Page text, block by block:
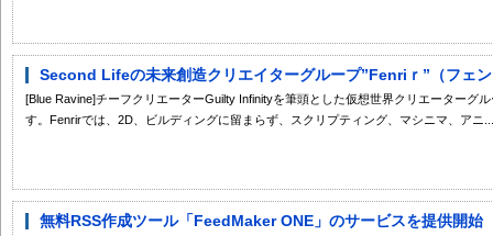
Second Lifeの未来創造クリエイターグループ”Fenriｒ”（フェ
[Blue Ravine]チーフクリエーターGuilty Infinityを筆頭とした仮想世界クリエーターグ
す。Fenrirでは、2D、ビルディングに留まらず、スクリプティング、マシニマ、アニ...
無料RSS作成ツール「FeedMaker ONE」のサービスを提供開始